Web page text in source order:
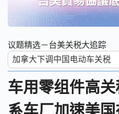
议题精选－台美关税大追踪
车用零组件高
系车厂加速美